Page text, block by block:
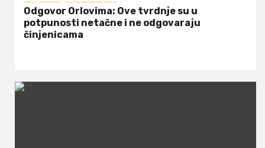
Odgovor Orlovima: ​Ove tvrdnje su u
potpunosti netačne i ne odgovaraju
činjenicama